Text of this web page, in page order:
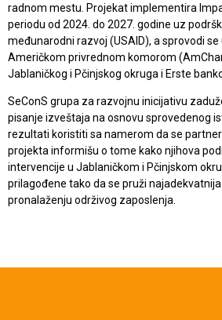
radnom mestu. Projekat implementira
periodu od 2024. do 2027. godine uz
međunarodni razvoj (USAID), a sprovodi
Američkom privrednom komorom
Jablaničkog i Pčinjskog okruga i Erste
SeConS grupa za razvojnu inicijativu
pisanje izveštaja na osnovu sprovedenog
rezultati koristiti sa namerom da se
projekta informišu o tome kako njihova
intervencije u Jablaničkom i Pčinjskom
prilagođene tako da se pruži
pronalaženju održivog zaposlenja.